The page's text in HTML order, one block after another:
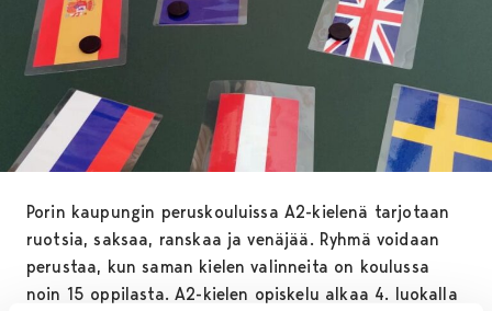
Porin kaupungin peruskouluissa A2-kielenä tarjotaan
ruotsia, saksaa, ranskaa ja venäjää. Ryhmä voidaan
perustaa, kun saman kielen valinneita on koulussa
noin 15 oppilasta. A2-kielen opiskelu alkaa 4. luokalla